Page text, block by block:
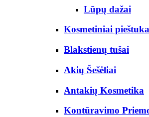
Lūpų dažai
Kosmetiniai
Blakstienų tušai
Akių Šešėliai
Antakių Kosmetika
Kontūravimo